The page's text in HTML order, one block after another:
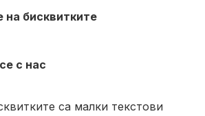
на бисквитките
с нас
са малки текстови